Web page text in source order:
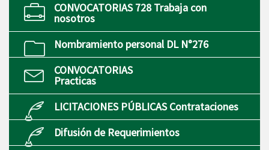
CONVOCATORIAS 728 Trabaja con
nosotros
Nombramiento personal DL N°276
CONVOCATORIAS
Practicas
LICITACIONES PÚBLICAS Contrataciones
Difusión de Requerimientos